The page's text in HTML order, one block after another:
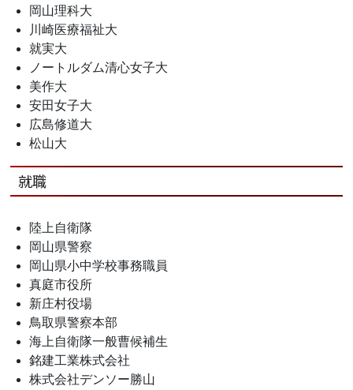
岡山理科大
川崎医療福祉大
就実大
ノートルダム清心女子大
美作大
安田女子大
広島修道大
松山大
就職
陸上自衛隊
岡山県警察
岡山県小中学校事務職員
真庭市役所
新庄村役場
鳥取県警察本部
海上自衛隊一般曹候補生
銘建工業株式会社
株式会社デンソー勝山